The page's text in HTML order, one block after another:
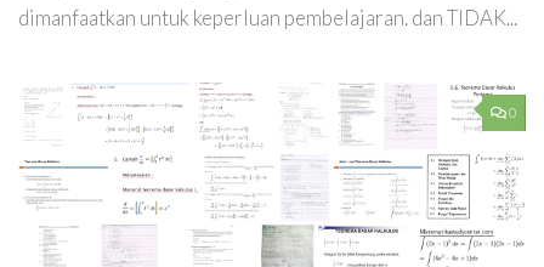
dimanfaatkan untuk keperluan pembelajaran. dan TIDAK...
0